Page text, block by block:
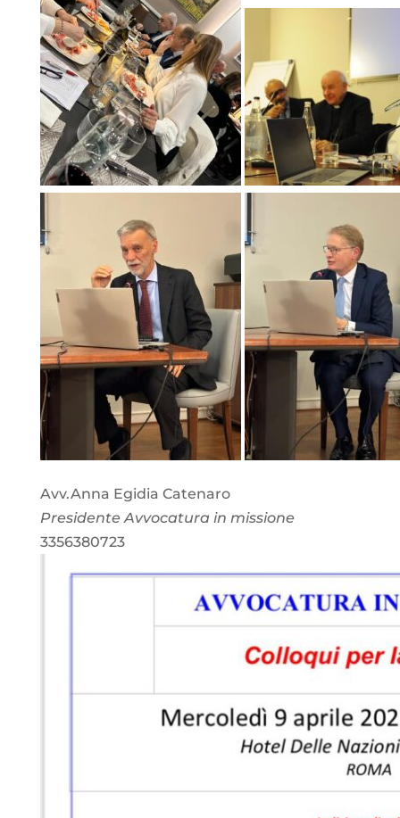
Avv.Anna Egidia Catenaro
Presidente Avvocatura in missione
3356380723